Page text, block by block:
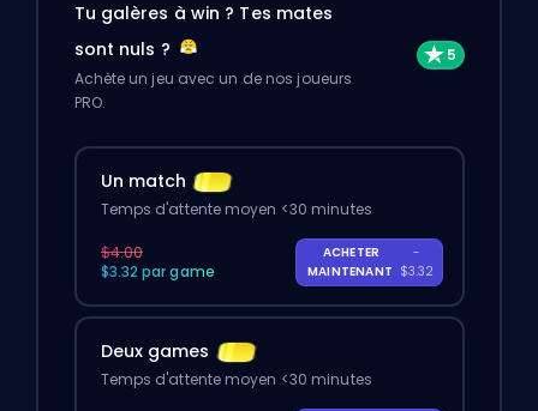
Tu galères à win ? Tes mates
sont nuls ?
Achète un jeu avec un de nos joueurs
PRO.
Un match
Temps d'attente moyen <30 minutes
$4.00
$3.32 par game
ACHETER
MAINTENANT
-
$3.32
Deux games
Temps d'attente moyen <30 minutes